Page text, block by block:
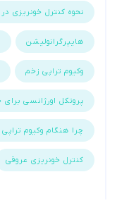
نحوه کنترل خونریزی در
هایپرگرانولیشن
وکیوم تراپی زخم
پروتکل اورژانسی برای
چرا هنگام وکیوم تراپی
کنترل خونریزی عروقی